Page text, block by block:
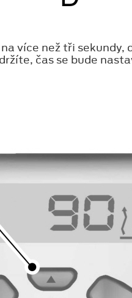
na více než tři
čas se bude